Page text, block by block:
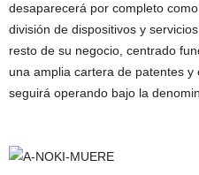
desaparecerá por completo
división de dispositivos y
resto de su negocio, centrado
una amplia cartera de patentes y
seguirá operando bajo la